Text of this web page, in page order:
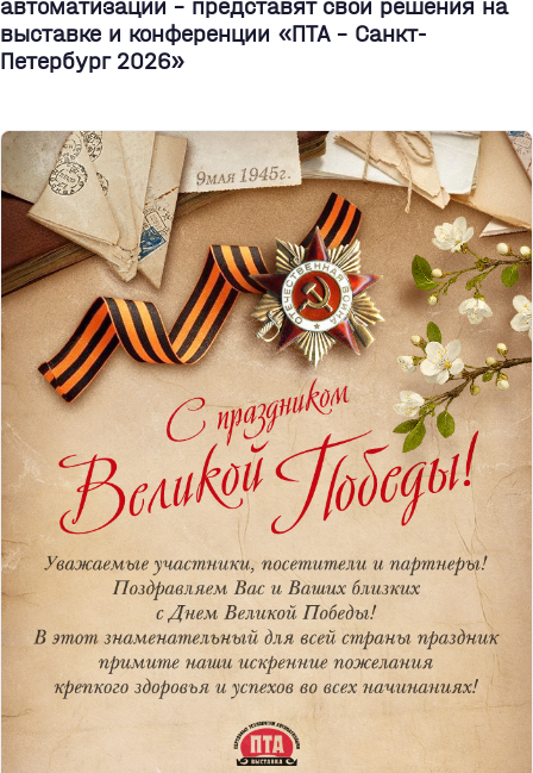
автоматизации - представят свои решения на
выставке и конференции «ПТА – Санкт-
Петербург 2026»